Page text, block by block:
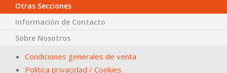
Otras Secciones
Información de Contacto
Sobre Nosotros
Condiciones generales de venta
Politica privacidad / Cookies